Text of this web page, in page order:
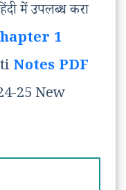
में उपलब्ध करा
1
Notes PDF
25 New